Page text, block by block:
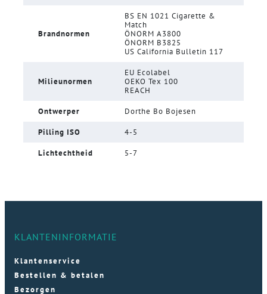
Brandnormen
BS EN 1021 Cigarette &
Match
ÖNORM A3800
ÖNORM B3825
US California Bulletin 117
Milieunormen
EU Ecolabel
OEKO Tex 100
REACH
Ontwerper Dorthe Bo Bojesen
Pilling ISO 4-5
Lichtechtheid 5-7
KLANTENINFORMATIE
Klantenservice
Bestellen & betalen
Bezorgen